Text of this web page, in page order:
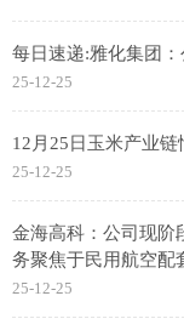
每日速递:雅化集团
25-12-25
12月25日玉米产业链
25-12-25
金海高科：公司现阶
务聚焦于民用航空配
25-12-25